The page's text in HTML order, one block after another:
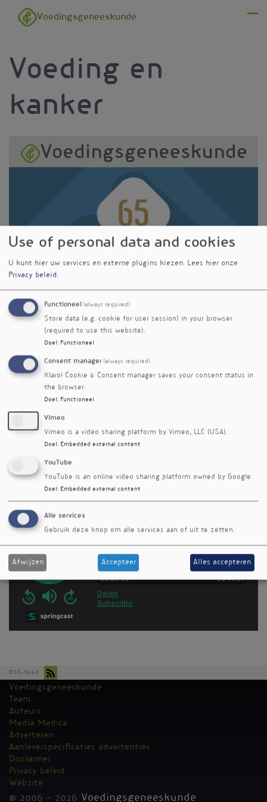
Overslaan en naar de inhoud gaan
Voedingsgeneeskunde
Voeding en
kanker
50 jaar MMV
De Moermanvereniging, ofwel de MMV, bestaat
50 jaar. Ivonne Pappot gaat in gesprek met Cor
van Groningen en Roland Lugten over voeding
in relatie tot kanker.
RSS-feed
Kantoormenu
Voedingsgeneeskunde
Team
Auteurs
Media Medica
Adverteren
Aanleverspecificaties advertenties
Disclaimer
Privacy beleid
Website
© 2006 - 2026 Voedingsgeneeskunde
Use of personal data and cookies
U kunt hier uw services en externe plugins kiezen. Lees hier onze
Privacy beleid.
Functioneel (always required)
Store data (e.g. cookie for user session) in your browser
(required to use this website).
Doel : Functioneel
Consent manager (always required)
Klaro! Cookie & Consent manager saves your consent status in
the browser.
Doel : Functioneel
Vimeo
Vimeo is a video sharing platform by Vimeo, LLC (USA).
Doel : Embedded external content
YouTube
YouTube is an online video sharing platform owned by Google.
Doel : Embedded external content
Alle services
Gebruik deze knop om alle services aan of uit te zetten.
Afwijzen Accepteer Alles accepteren